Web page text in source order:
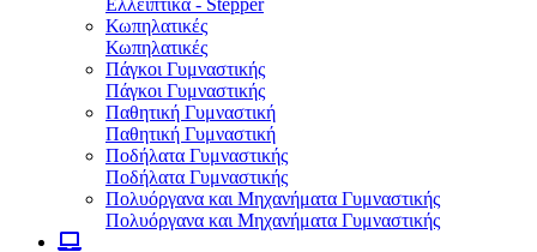
Ελλειπτικά - Stepper
Κωπηλατικές
Κωπηλατικές
Πάγκοι Γυμναστικής
Πάγκοι Γυμναστικής
Παθητική Γυμναστική
Παθητική Γυμναστική
Ποδήλατα Γυμναστικής
Ποδήλατα Γυμναστικής
Πολυόργανα και Μηχανήματα Γυμναστικής
Πολυόργανα και Μηχανήματα Γυμναστικής